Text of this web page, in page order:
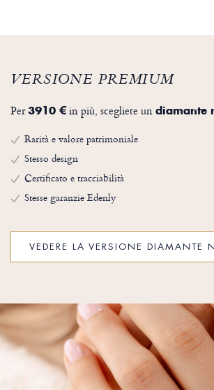
VERSIONE PREMIUM
Per3910 €in più, scegliete un diamante
Rarità e valore patrimoniale
Stesso design
Certificato e tracciabilità
Stesse garanzie Edenly
VEDERE LA VERSIONE DIAMANTE